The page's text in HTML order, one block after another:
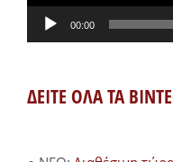
00:00
ΔΕΙΤΕ ΟΛΑ ΤΑ